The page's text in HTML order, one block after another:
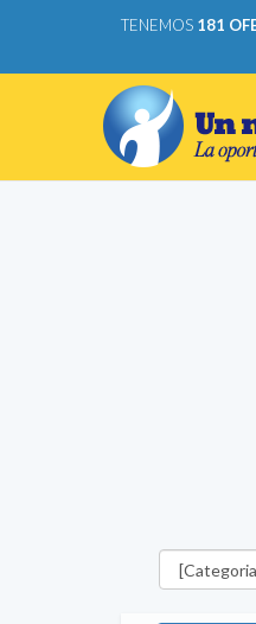
TENEMOS 181
Categorías